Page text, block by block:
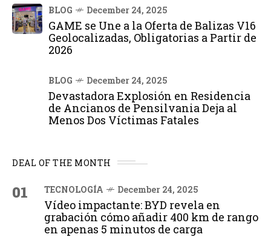
BLOG December 24, 2025
GAME se Une a la Oferta de Balizas V16
Geolocalizadas, Obligatorias a Partir de
2026
BLOG December 24, 2025
Devastadora Explosión en Residencia
de Ancianos de Pensilvania Deja al
Menos Dos Víctimas Fatales
DEAL OF THE MONTH
01 TECNOLOGÍA December 24, 2025
Vídeo impactante: BYD revela en
grabación cómo añadir 400 km de rango
en apenas 5 minutos de carga